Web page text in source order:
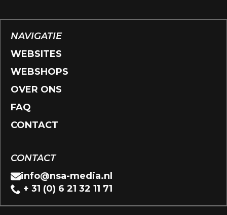
NAVIGATIE
WEBSITES
WEBSHOPS
OVER ONS
FAQ
CONTACT
CONTACT
info@nsa-media.nl
+ 31 (0) 6 21 32 11 71